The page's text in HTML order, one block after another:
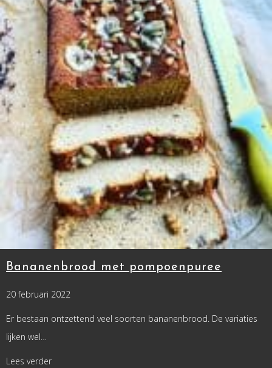
Bananenbrood met pompoenpuree
20 februari 2022
Er bestaan ontzettend veel soorten bananenbrood. De variaties
lijken wel…
Lees verderabout Bananenbrood met pompoenpuree